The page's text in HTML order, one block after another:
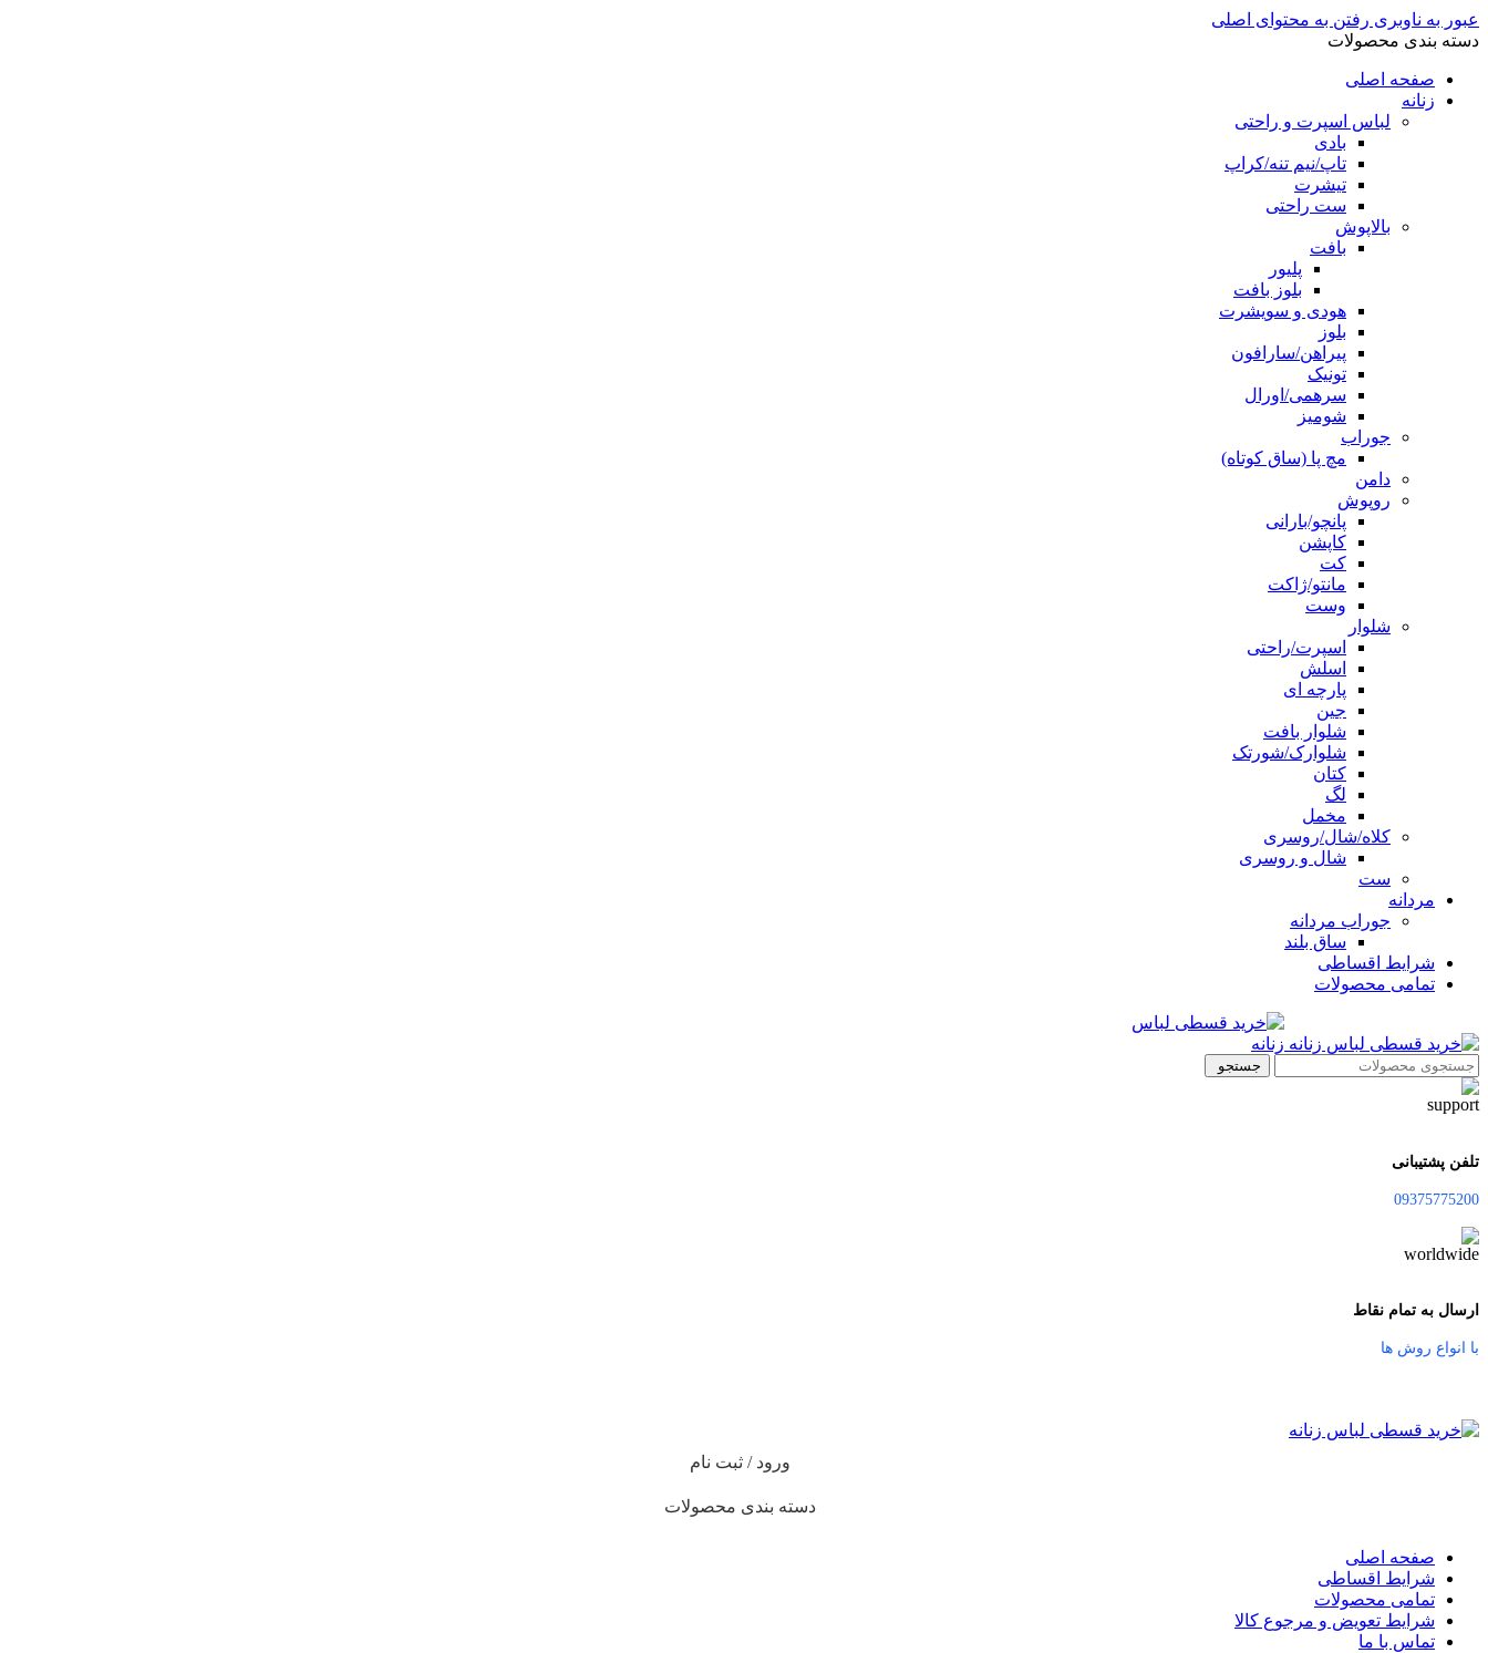
عبور به ناوبری رفتن به محتوای اصلی
دسته بندی محصولات
صفحه اصلی
زنانه
لباس اسپرت و راحتی
بادی
تاپ/نیم تنه/کراپ
تیشرت
ست راحتی
بالاپوش
بافت
پلیور
بلوز بافت
هودی و سویشرت
بلوز
پیراهن/سارافون
تونیک
سرهمی/اورال
شومیز
جوراب
مچ پا (ساق کوتاه)
دامن
روپوش
پانچو/بارانی
کاپشن
کت
مانتو/ژاکت
وست
شلوار
اسپرت/راحتی
اسلش
پارچه ای
جین
شلوار بافت
شلوارک/شورتک
کتان
لگ
مخمل
کلاه/شال/روسری
شال و روسری
ست
مردانه
جوراب مردانه
ساق بلند
شرایط اقساطی
تمامی محصولات
جستجو
تلفن پشتیبانی
09375775200
ارسال به تمام نقاط
با انواع روش ها
ورود / ثبت نام
دسته بندی محصولات
صفحه اصلی
شرایط اقساطی
تمامی محصولات
شرایط تعویض و مرجوع کالا
تماس با ما